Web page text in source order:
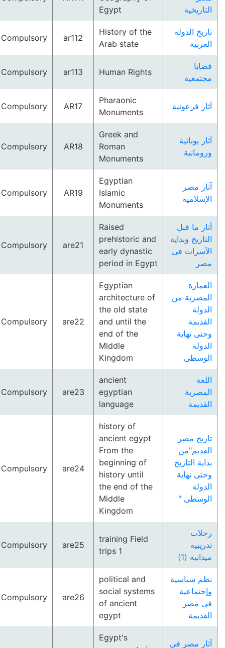
التاريخية
Egypt
تاريخ الدولة
العربية
History of the
Arab state
ar112
Compulsory
قضايا
مجتمعية
Human Rights
ar113
Compulsory
آثار فرعونية
Pharaonic
Monuments
AR17
Compulsory
آثار يونانية
ورومانية
Greek and
Roman
Monuments
AR18
Compulsory
آثار مصر
الإسلامية
Egyptian
Islamic
Monuments
AR19
Compulsory
أثار ما قبل
التاريخ وبداية
الآسرات فى
مصر
Raised
prehistoric and
early dynastic
period in Egypt
are21
Compulsory
العمارة
المصرية من
الدولة
القديمة
وحتى نهاية
الدولة
الوسطى
Egyptian
architecture of
the old state
and until the
end of the
Middle
Kingdom
are22
Compulsory
اللغة
المصرية
القديمة
ancient
egyptian
language
are23
Compulsory
تاريخ مصر
القديم"من
بداية التاريخ
وحتى نهاية
الدولة
الوسطى "
history of
ancient egypt
From the
beginning of
history until
the end of the
Middle
Kingdom
are24
Compulsory
رحلات
تدريبيه
ميدانيه (1)
training Field
trips 1
are25
Compulsory
نظم سياسية
وإجتماعية
فى مصر
القديمة
political and
social systems
of ancient
egypt
are26
Compulsory
آثار مصر فى
Egypt's